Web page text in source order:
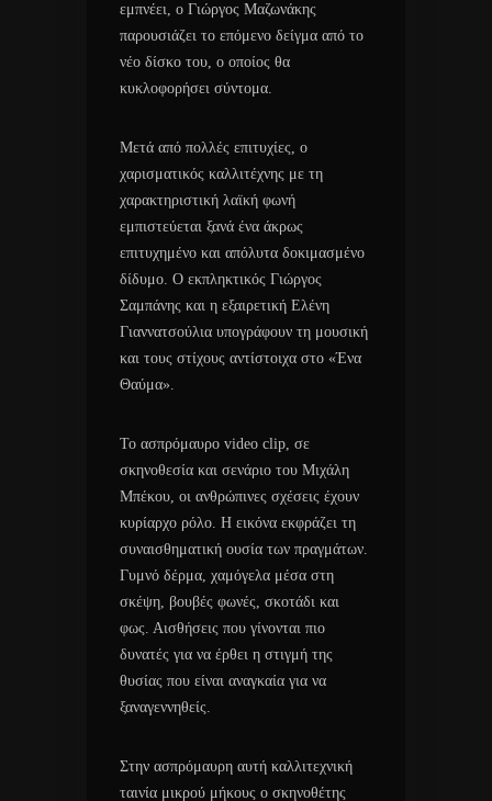
εμπνέει, ο Γιώργος Μαζωνάκης
παρουσιάζει το επόμενο δείγμα από το
νέο δίσκο του, ο οποίος θα
κυκλοφορήσει σύντομα.
Μετά από πολλές επιτυχίες, ο
χαρισματικός καλλιτέχνης με τη
χαρακτηριστική λαϊκή φωνή
εμπιστεύεται ξανά ένα άκρως
επιτυχημένο και απόλυτα δοκιμασμένο
δίδυμο. Ο εκπληκτικός Γιώργος
Σαμπάνης και η εξαιρετική Ελένη
Γιαννατσούλια υπογράφουν τη μουσική
και τους στίχους αντίστοιχα στο «Ένα
Θαύμα».
Το ασπρόμαυρο video clip, σε
σκηνοθεσία και σενάριο του Μιχάλη
Μπέκου, οι ανθρώπινες σχέσεις έχουν
κυρίαρχο ρόλο. Η εικόνα εκφράζει τη
συναισθηματική ουσία των πραγμάτων.
Γυμνό δέρμα, χαμόγελα μέσα στη
σκέψη, βουβές φωνές, σκοτάδι και
φως. Αισθήσεις που γίνονται πιο
δυνατές για να έρθει η στιγμή της
θυσίας που είναι αναγκαία για να
ξαναγεννηθείς.
Στην ασπρόμαυρη αυτή καλλιτεχνική
ταινία μικρού μήκους o σκηνοθέτης